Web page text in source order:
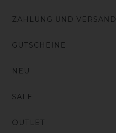
ZAHLUNG UND VERSAND
GUTSCHEINE
NEU
SALE
OUTLET